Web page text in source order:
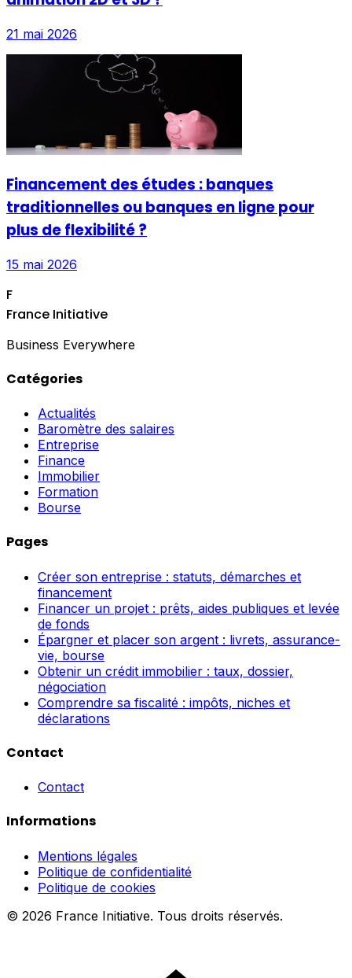
21 mai 2026
Financement des études : banques
traditionnelles ou banques en ligne pour
plus de flexibilité ?
15 mai 2026
F
France Initiative
Business Everywhere
Catégories
Actualités
Baromètre des salaires
Entreprise
Finance
Immobilier
Formation
Bourse
Pages
Créer son entreprise : statuts, démarches et
financement
Financer un projet : prêts, aides publiques et levée
de fonds
Épargner et placer son argent : livrets, assurance-
vie, bourse
Obtenir un crédit immobilier : taux, dossier,
négociation
Comprendre sa fiscalité : impôts, niches et
déclarations
Contact
Contact
Informations
Mentions légales
Politique de confidentialité
Politique de cookies
© 2026 France Initiative. Tous droits réservés.